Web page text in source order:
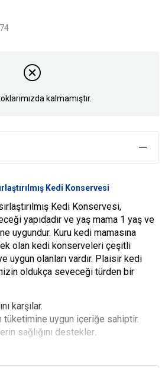
kalmamıştır.
Kedi Konservesi
Kedi Konservesi,
yapıdadır ve yaş mama 1 yaş ve
uygundur. Kuru kedi mamasına
olan kedi konserveleri çeşitli
uygun olanları vardır. Plaisir kedi
oldukça seveceği türden bir
karşılar.
uygun içeriğe sahiptir.
sağlığını destekler.